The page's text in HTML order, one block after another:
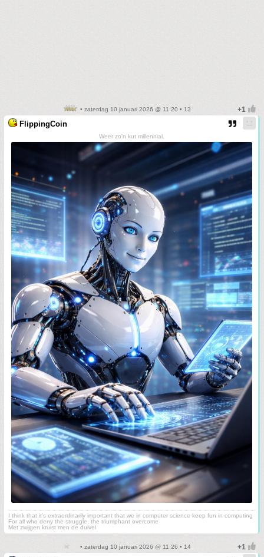
• zaterdag 10 januari 2026 @ 11:20 • 13
FlippingCoin
Weer zo'n kut millennial.
I think that it’s extraordinarily important that we in computer science keep fun in computing
For all who deny the struggle, the triumphant overcome
Met zwijgen kruist men de duivel
• zaterdag 10 januari 2026 @ 11:26 • 14